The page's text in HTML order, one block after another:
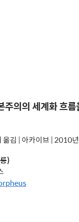
의의 세계화 흐름
옮김 | 아카이브 | 2010
)